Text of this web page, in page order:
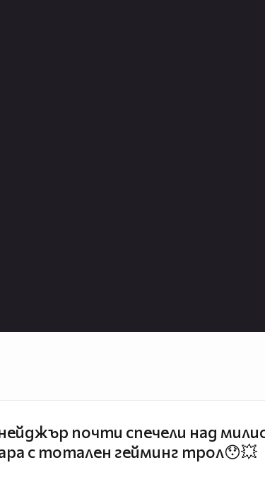
почти спечели над
с тотален гейминг трол😯💥